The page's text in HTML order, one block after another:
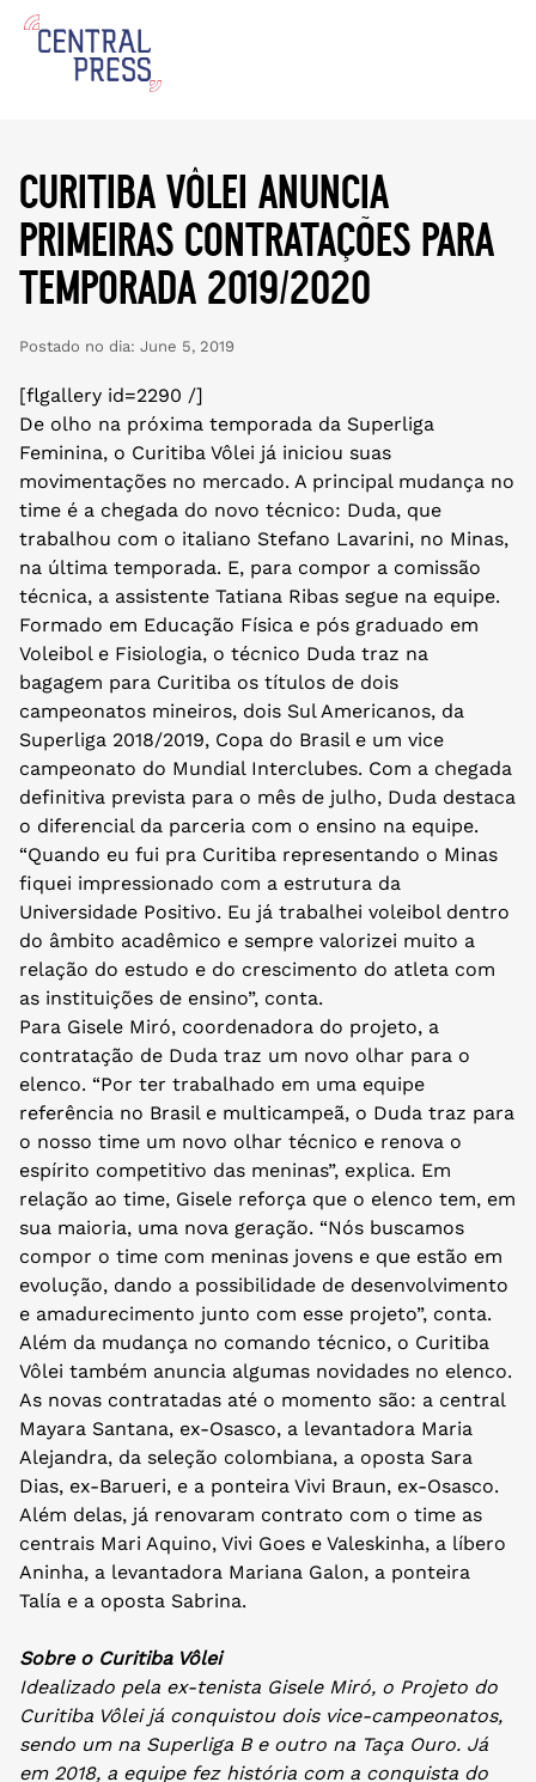
curitiba vôlei anuncia
primeiras contratações para
temporada 2019/2020
Postado no dia: June 5, 2019
[flgallery id=2290 /]
De olho na próxima temporada da Superliga
Feminina, o Curitiba Vôlei já iniciou suas
movimentações no mercado. A principal mudança no
time é a chegada do novo técnico: Duda, que
trabalhou com o italiano Stefano Lavarini, no Minas,
na última temporada. E, para compor a comissão
técnica, a assistente Tatiana Ribas segue na equipe.
Formado em Educação Física e pós graduado em
Voleibol e Fisiologia, o técnico Duda traz na
bagagem para Curitiba os títulos de dois
campeonatos mineiros, dois Sul Americanos, da
Superliga 2018/2019, Copa do Brasil e um vice
campeonato do Mundial Interclubes. Com a chegada
definitiva prevista para o mês de julho, Duda destaca
o diferencial da parceria com o ensino na equipe.
“Quando eu fui pra Curitiba representando o Minas
fiquei impressionado com a estrutura da
Universidade Positivo. Eu já trabalhei voleibol dentro
do âmbito acadêmico e sempre valorizei muito a
relação do estudo e do crescimento do atleta com
as instituições de ensino”, conta.
Para Gisele Miró, coordenadora do projeto, a
contratação de Duda traz um novo olhar para o
elenco. “Por ter trabalhado em uma equipe
referência no Brasil e multicampeã, o Duda traz para
o nosso time um novo olhar técnico e renova o
espírito competitivo das meninas”, explica. Em
relação ao time, Gisele reforça que o elenco tem, em
sua maioria, uma nova geração. “Nós buscamos
compor o time com meninas jovens e que estão em
evolução, dando a possibilidade de desenvolvimento
e amadurecimento junto com esse projeto”, conta.
Além da mudança no comando técnico, o Curitiba
Vôlei também anuncia algumas novidades no elenco.
As novas contratadas até o momento são: a central
Mayara Santana, ex-Osasco, a levantadora Maria
Alejandra, da seleção colombiana, a oposta Sara
Dias, ex-Barueri, e a ponteira Vivi Braun, ex-Osasco.
Além delas, já renovaram contrato com o time as
centrais Mari Aquino, Vivi Goes e Valeskinha, a líbero
Aninha, a levantadora Mariana Galon, a ponteira
Talía e a oposta Sabrina.
Sobre o Curitiba Vôlei
Idealizado pela ex-tenista Gisele Miró, o Projeto do
Curitiba Vôlei já conquistou dois vice-campeonatos,
sendo um na Superliga B e outro na Taça Ouro. Já
em 2018, a equipe fez história com a conquista do